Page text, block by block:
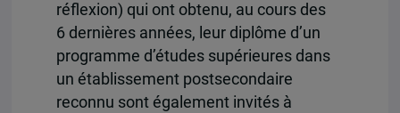
réflexion) qui ont obtenu, au cours des
6 dernières années, leur diplôme d’un
programme d’études supérieures dans
un établissement postsecondaire
reconnu sont également invités à